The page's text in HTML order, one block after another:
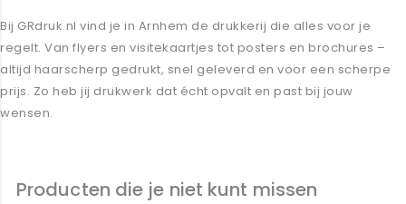
Bij GRdruk.nl vind je in Arnhem de drukkerij die alles voor je
regelt. Van flyers en visitekaartjes tot posters en brochures –
altijd haarscherp gedrukt, snel geleverd en voor een scherpe
prijs. Zo heb jij drukwerk dat écht opvalt en past bij jouw
wensen.
Producten die je niet kunt missen